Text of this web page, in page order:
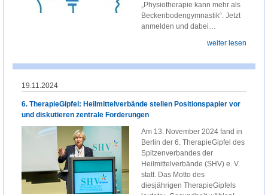
„Physiotherapie kann mehr als
Beckenbodengymnastik“. Jetzt
anmelden und dabei…
weiter lesen
19.11.2024
6. TherapieGipfel: Heilmittelverbände stellen Positionspapier vor
und diskutieren zentrale Forderungen
Am 13. November 2024 fand in
Berlin der 6. TherapieGipfel des
Spitzenverbandes der
Heilmittelverbände (SHV) e. V.
statt. Das Motto des
diesjährigen TherapieGipfels